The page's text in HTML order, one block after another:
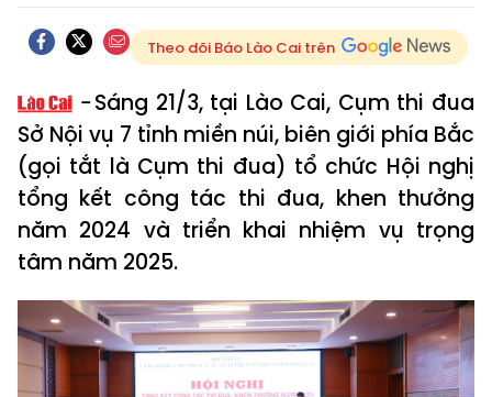
Theo dõi Báo Lào Cai trên
Sáng 21/3, tại Lào Cai, Cụm thi đua
Sở Nội vụ 7 tỉnh miền núi, biên giới phía Bắc
(gọi tắt là Cụm thi đua) tổ chức Hội nghị
tổng kết công tác thi đua, khen thưởng
năm 2024 và triển khai nhiệm vụ trọng
tâm năm 2025.